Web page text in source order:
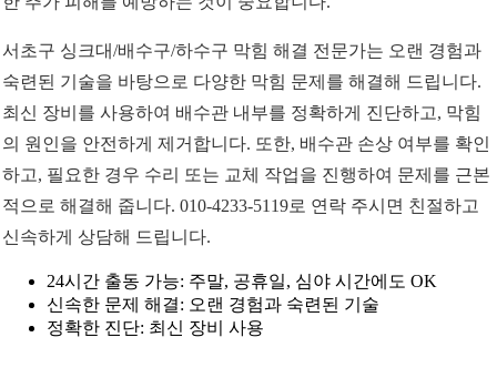
서초구 싱크대/배수구/하수구 막힘 해결 전문가는 오랜 경험과
숙련된 기술을 바탕으로 다양한 막힘 문제를 해결해 드립니다.
최신 장비를 사용하여 배수관 내부를 정확하게 진단하고, 막힘
의 원인을 안전하게 제거합니다. 또한, 배수관 손상 여부를 확인
하고, 필요한 경우 수리 또는 교체 작업을 진행하여 문제를 근본
적으로 해결해 줍니다. 010-4233-5119로 연락 주시면 친절하고
신속하게 상담해 드립니다.
24시간 출동 가능: 주말, 공휴일, 심야 시간에도 OK
신속한 문제 해결: 오랜 경험과 숙련된 기술
정확한 진단: 최신 장비 사용